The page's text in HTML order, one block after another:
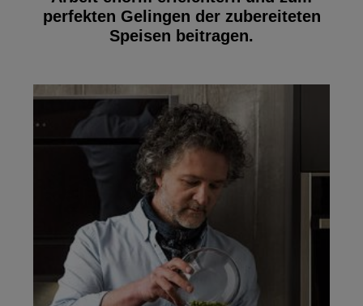
perfekten Gelingen der zubereiteten
Speisen beitragen.